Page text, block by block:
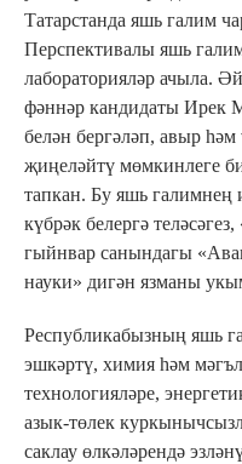
Татарстанда яшь галим
Перспективалы яшь
лабораторияләр ачыла.
фәннәр кандидаты Ирек
белән бергәләп, авыр
җиңеләйтү мөмкинлеге
тапкан. Бу яшь
күбрәк белергә
гыйнвар санындагы
науки» дигән язманы
Республикабызның яшь
эшкәртү, химия һәм
технологияләре,
азык-төлек
саклау өлкәләрендә